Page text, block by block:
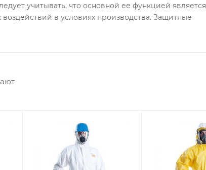
учитывать, что основной ее функцией является
в условиях производства. Защитные